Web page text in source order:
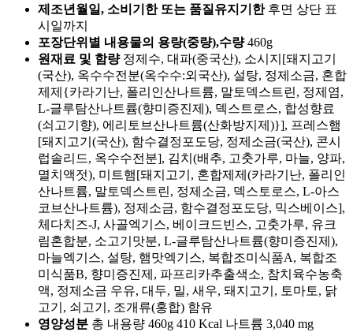
제조년월일, 소비기한 또는 품질유지기한 후면 상단 표
시일까지
포장단위별 내용물의 용량(중량),수량 460g
원재료 및 함량 정제수, 대파(중국산), 소시지[돼지고기
(국산), 옥수수전분(옥수수:외국산), 설탕, 정제소금, 혼합
제제{카라기난, 폴리인산나트륨, 말토덱스트린, 정제염,
L-글루탐산나트륨(향미증진제), 덱스트로스, 합성향료
(쇠고기향), 에리토브산나트륨(산화방지제)}], 프레스햄
[돼지고기(국산), 함수결정포도당, 정제소금(국산), 콘시
럽솔리드, 옥수수전분], 김치(배추, 고춧가루, 마늘, 양파,
멸치액젓), 미트햄[돼지고기, 혼합제제(카라기난, 폴리인
산나트륨, 말토덱스트린, 정제소금, 덱스토로스, L-아스
코브산나트륨), 정제소금, 함수결정포도당, 믹스베이스],
체다치즈-J, 사골엑기스, 베이크드빈스, 고춧가루, 유크
림혼합분, 소고기맛분, L-글루탐산나트륨(향미증진제),
마늘엑기스, 설탕, 햄맛엑기스, 복합조미식품A, 복합조
미식품B, 향미증진제, 파프리카추출색소, 참치육수농축
액, 정제소금 우유, 대두, 밀, 새우, 돼지고기, 토마토, 닭
고기, 쇠고기, 조개류(홍합) 함유
영양성분 총 내용량 460g 410 Kcal 나트륨 3,040 mg